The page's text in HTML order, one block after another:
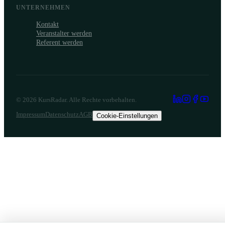
UNTERNEHMEN
Kontakt
Veranstalter werden
Referent werden
© 2026 KursRadar. Alle Rechte vorbehalten.
ImpressumDatenschutzAGB Cookie-Einstellungen